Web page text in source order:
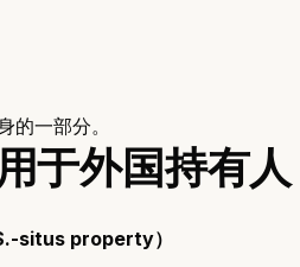
的一部分。
于外国持有人
situs property）